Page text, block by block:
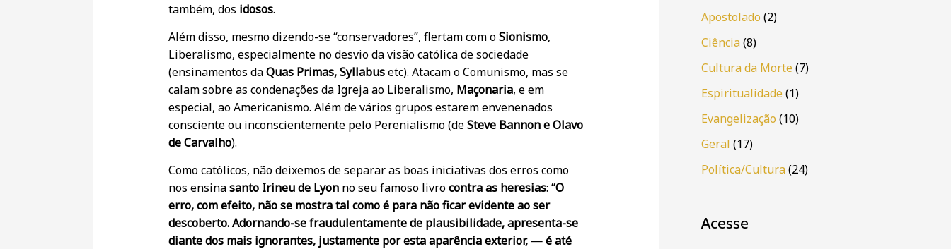
também, dos idosos.
Além disso, mesmo dizendo-se “conservadores”, flertam com oSionismo,
Liberalismo, especialmente no desvio da visão católica de sociedade
(ensinamentos daQuas Primas, Syllabusetc). Atacam o Comunismo, mas se
calam sobre as condenações da Igreja ao Liberalismo, Maçonaria, e em
especial, ao Americanismo. Além de vários grupos estarem envenenados
consciente ou inconscientemente pelo Perenialismo (deSteve Bannon e Olavo
de Carvalho).
Como católicos, não deixemos de separar as boas iniciativas dos erros como
nos ensinasanto Irineu de Lyon no seu famoso livrocontra as heresias:“O
erro, com efeito, não se mostra tal como é para não ficar evidente ao ser
descoberto. Adornando-se fraudulentamente de plausibilidade, apresenta-se
diante dos mais ignorantes, justamente por esta aparência exterior, — é até
Apostolado (2)
Ciência(8)
Cultura da Morte(7)
Espiritualidade(1)
Evangelização (10)
Geral (17)
Política/Cultura(24)
Acesse